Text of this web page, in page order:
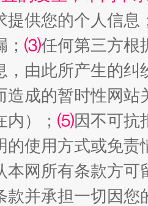
5年
提供您的个人信息
⑶任何第三方根
，由此所产生的纠
造成的暂时性网
）； ⑸因不可抗
的使用方式或免责
本网所有条款方
款并承担一切因